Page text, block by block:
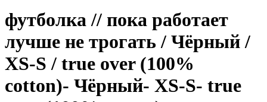
футболка // пока работает
лучше не трогать / Чёрный /
XS-S / true over (100%
cotton)- Чёрный- XS-S- true